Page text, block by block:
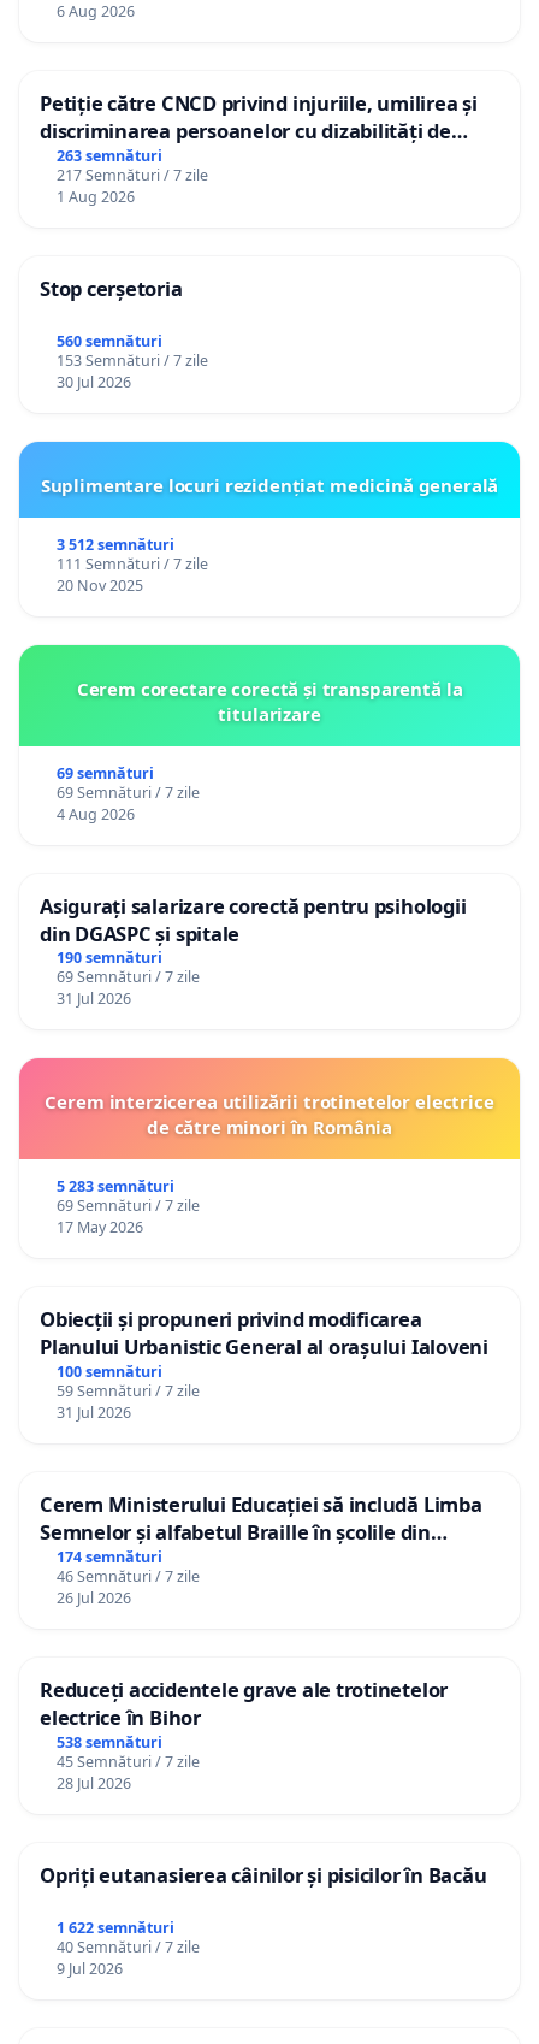
6 Aug 2026
Petiție către CNCD privind injuriile, umilirea și
discriminarea persoanelor cu dizabilități de
către utilizatorul TikTok „Gorici”
263 semnături
217 Semnături / 7 zile
1 Aug 2026
Stop cerșetoria
560 semnături
153 Semnături / 7 zile
30 Jul 2026
Suplimentare locuri rezidențiat medicină generală
3 512 semnături
111 Semnături / 7 zile
20 Nov 2025
Cerem corectare corectă și transparentă la
titularizare
69 semnături
69 Semnături / 7 zile
4 Aug 2026
Asigurați salarizare corectă pentru psihologii
din DGASPC și spitale
190 semnături
69 Semnături / 7 zile
31 Jul 2026
Cerem interzicerea utilizării trotinetelor electrice
de către minori în România
5 283 semnături
69 Semnături / 7 zile
17 May 2026
Obiecții și propuneri privind modificarea
Planului Urbanistic General al orașului Ialoveni
100 semnături
59 Semnături / 7 zile
31 Jul 2026
Cerem Ministerului Educației să includă Limba
Semnelor și alfabetul Braille în școlile din
Republica Moldova!
174 semnături
46 Semnături / 7 zile
26 Jul 2026
Reduceți accidentele grave ale trotinetelor
electrice în Bihor
538 semnături
45 Semnături / 7 zile
28 Jul 2026
Opriți eutanasierea câinilor și pisicilor în Bacău
1 622 semnături
40 Semnături / 7 zile
9 Jul 2026